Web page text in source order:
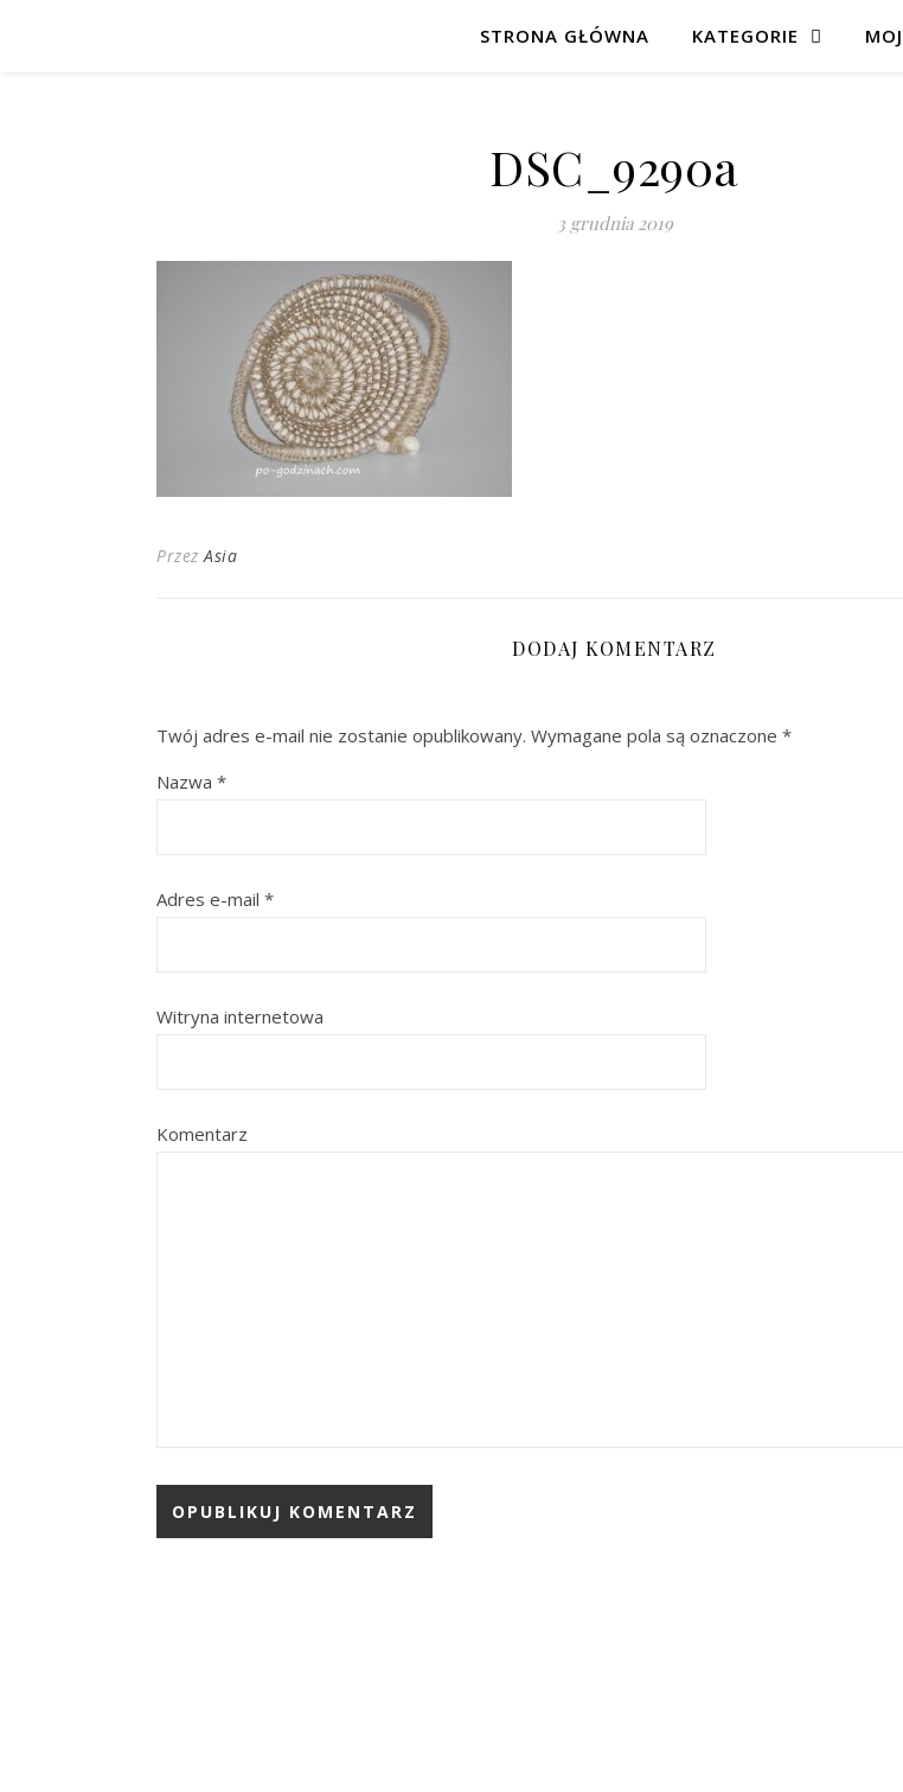
STRONA GŁÓWNA KATEGORIE
DSC_9290a
3 grudnia 2019
PrzezAsia
DODAJ KOMENTARZ
Twój adres e-mail nie zostanie opublikowany. Wymagane pola są oznaczone *
Nazwa *
Adres e-mail *
Witryna internetowa
Komentarz